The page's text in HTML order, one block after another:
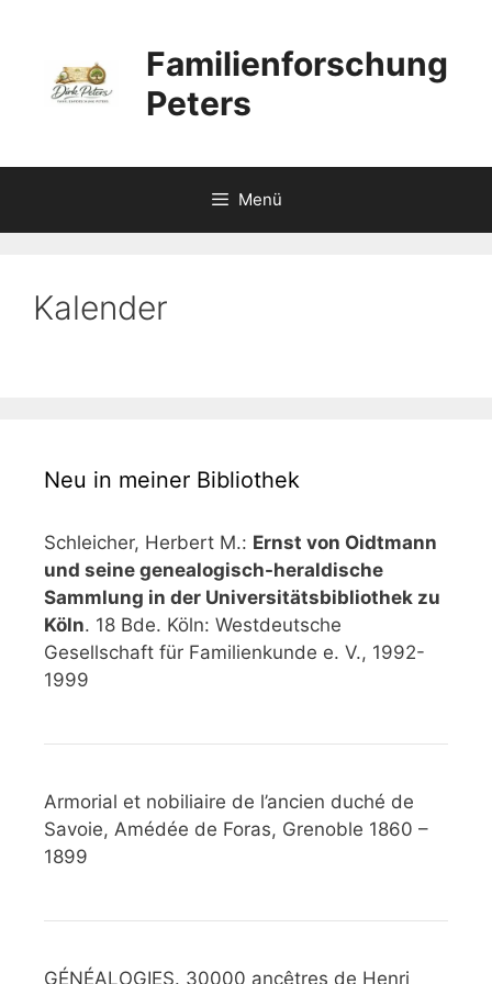
springen
Familienforschung
Peters
Menü
Kalender
Neu in meiner Bibliothek
Schleicher, Herbert M.: Ernst von Oidtmann
und seine genealogisch-heraldische
Sammlung in der Universitätsbibliothek zu
Köln. 18 Bde. Köln: Westdeutsche
Gesellschaft für Familienkunde e. V., 1992-
1999
Armorial et nobiliaire de l’ancien duché de
Savoie, Amédée de Foras, Grenoble 1860 –
1899
GÉNÉALOGIES. 30000 ancêtres de Henri